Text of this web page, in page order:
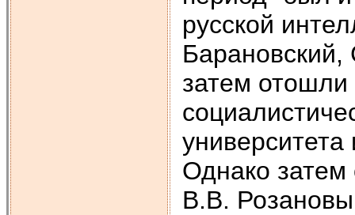
русской
затем отошли
Однако
В.В.